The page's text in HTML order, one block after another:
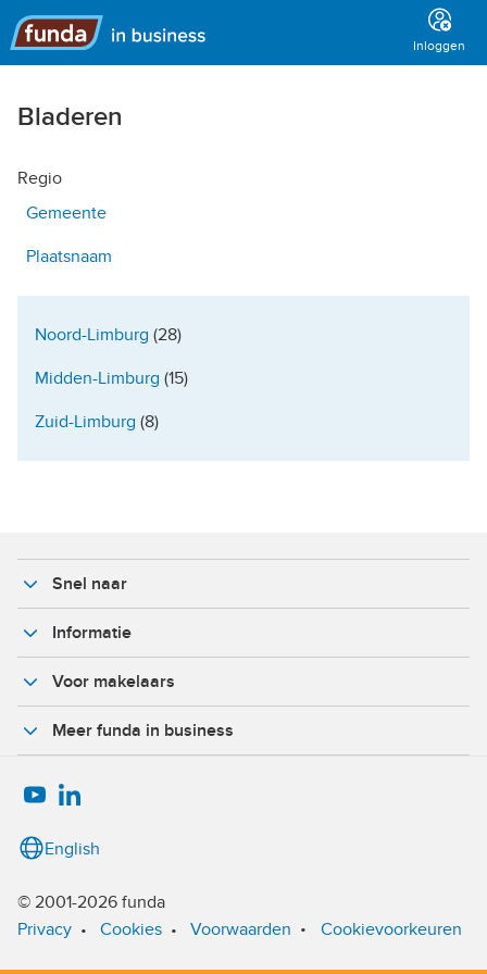
Hoofdmenu
Inloggen
Bladeren
Regio
Gemeente
Plaatsnaam
Noord-Limburg (28)
Midden-Limburg (15)
Zuid-Limburg (8)
Snel naar
Informatie
Voor makelaars
Meer funda in business
© 2001-2026 funda
Privacy • Cookies • Voorwaarden • Cookievoorkeuren
English